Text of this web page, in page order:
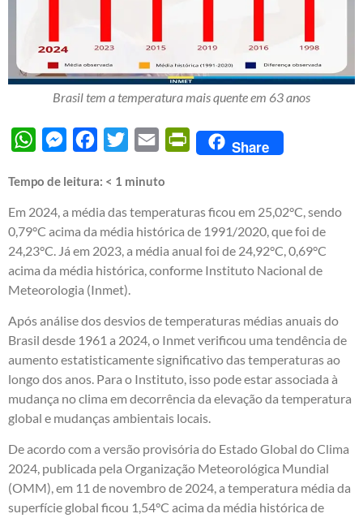
Brasil tem a temperatura mais quente em 63 anos
WhatsAppMessengerFacebook
Twitter Email PrintFriendly
Share
Tempo de leitura: < 1 minuto
Em 2024, a média das temperaturas ficou em 25,02°C, sendo
0,79°C acima da média histórica de 1991/2020, que foi de
24,23°C. Já em 2023, a média anual foi de 24,92°C, 0,69°C
acima da média histórica, conforme Instituto Nacional de
Meteorologia (Inmet).
Após análise dos desvios de temperaturas médias anuais do
Brasil desde 1961 a 2024, o Inmet verificou uma tendência de
aumento estatisticamente significativo das temperaturas ao
longo dos anos. Para o Instituto, isso pode estar associada à
mudança no clima em decorrência da elevação da temperatura
global e mudanças ambientais locais.
De acordo com a versão provisória do Estado Global do Clima
2024, publicada pela Organização Meteorológica Mundial
(OMM), em 11 de novembro de 2024, a temperatura média da
superfície global ficou 1,54°C acima da média histórica de